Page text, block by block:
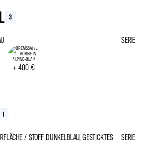
3
SERIE
+ 400 €
1
/ STOFF DUNKELBLAU, GESTICKTES
SERIE